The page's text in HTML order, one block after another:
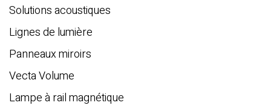
Solutions acoustiques
Lignes de lumière
Panneaux miroirs
Vecta Volume
Lampe à rail magnétique